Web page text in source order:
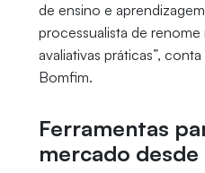
de ensino e
processualista de
avaliativas práticas”,
Bomfim.
Ferramentas
mercado desde